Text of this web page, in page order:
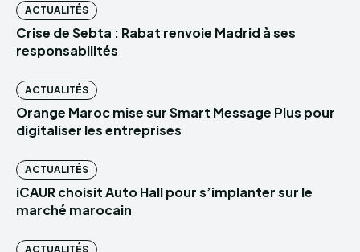
ACTUALITÉS
Crise de Sebta : Rabat renvoie Madrid à ses
responsabilités
ACTUALITÉS
Orange Maroc mise sur Smart Message Plus pour
digitaliser les entreprises
ACTUALITÉS
iCAUR choisit Auto Hall pour s’implanter sur le
marché marocain
ACTUALITÉS